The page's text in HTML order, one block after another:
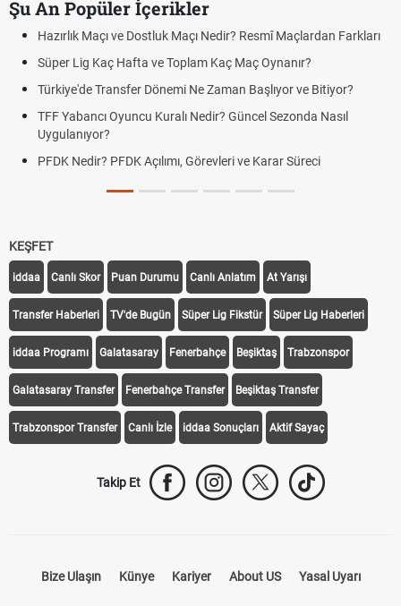
Şu An Popüler İçerikler
Hazırlık Maçı ve Dostluk Maçı Nedir? Resmî Maçlardan Farkları
Süper Lig Kaç Hafta ve Toplam Kaç Maç Oynanır?
Türkiye'de Transfer Dönemi Ne Zaman Başlıyor ve Bitiyor?
TFF Yabancı Oyuncu Kuralı Nedir? Güncel Sezonda Nasıl
Uygulanıyor?
PFDK Nedir? PFDK Açılımı, Görevleri ve Karar Süreci
KEŞFET
iddaa Canlı Skor Puan Durumu Canlı Anlatım At Yarışı
Transfer Haberleri TV'de Bugün Süper Lig Fikstür Süper Lig Haberleri
iddaa Programı Galatasaray Fenerbahçe Beşiktaş Trabzonspor
Galatasaray Transfer Fenerbahçe Transfer Beşiktaş Transfer
Trabzonspor Transfer Canlı İzle iddaa Sonuçları Aktif Sayaç
Takip Et
Bize Ulaşın Künye Kariyer About US Yasal Uyarı